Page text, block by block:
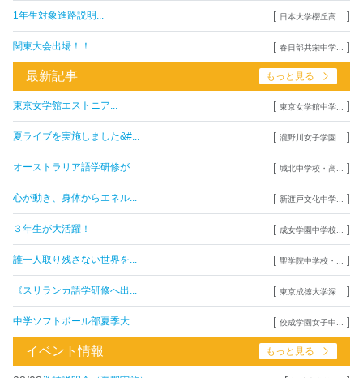
1年生対象進路説明... [ 日本大学櫻丘高... ]
関東大会出場！！ [ 春日部共栄中学... ]
最新記事 もっと見る
東京女学館エストニア... [ 東京女学館中学... ]
夏ライブを実施しました&#... [ 瀧野川女子学園... ]
オーストラリア語学研修が... [ 城北中学校・高... ]
心が動き、身体からエネル... [ 新渡戸文化中学... ]
３年生が大活躍！ [ 成女学園中学校... ]
誰一人取り残さない世界を... [ 聖学院中学校・... ]
《スリランカ語学研修へ出... [ 東京成徳大学深... ]
中学ソフトボール部夏季大... [ 佼成学園女子中... ]
イベント情報 もっと見る